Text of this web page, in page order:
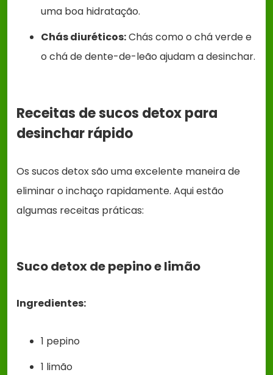
uma boa hidratação.
Chás diuréticos:Chás como o chá verde e
o chá de dente-de-leão ajudam a desinchar.
Receitas de sucos detox para
desinchar rápido
Os sucos detox são uma excelente maneira de
eliminar o inchaço rapidamente. Aqui estão
algumas receitas práticas:
Suco detox de pepino e limão
Ingredientes:
1 pepino
1 limão